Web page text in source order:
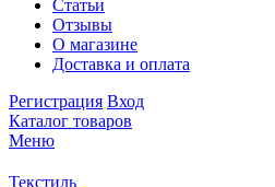
Статьи
Отзывы
О магазине
Доставка и оплата
Регистрация Вход
Каталог товаров
Меню
Текстиль